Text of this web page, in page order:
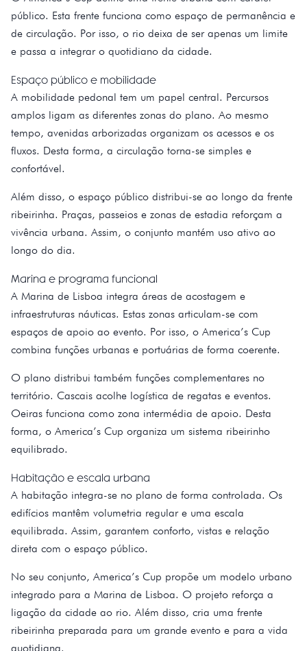
público. Esta frente funciona como espaço de permanência e
de circulação. Por isso, o rio deixa de ser apenas um limite
e passa a integrar o quotidiano da cidade.
Espaço público e mobilidade
A mobilidade pedonal tem um papel central. Percursos
amplos ligam as diferentes zonas do plano. Ao mesmo
tempo, avenidas arborizadas organizam os acessos e os
fluxos. Desta forma, a circulação torna-se simples e
confortável.
Além disso, o espaço público distribui-se ao longo da frente
ribeirinha. Praças, passeios e zonas de estadia reforçam a
vivência urbana. Assim, o conjunto mantém uso ativo ao
longo do dia.
Marina e programa funcional
A Marina de Lisboa integra áreas de acostagem e
infraestruturas náuticas. Estas zonas articulam-se com
espaços de apoio ao evento. Por isso, o America’s Cup
combina funções urbanas e portuárias de forma coerente.
O plano distribui também funções complementares no
território. Cascais acolhe logística de regatas e eventos.
Oeiras funciona como zona intermédia de apoio. Desta
forma, o America’s Cup organiza um sistema ribeirinho
equilibrado.
Habitação e escala urbana
A habitação integra-se no plano de forma controlada. Os
edifícios mantêm volumetria regular e uma escala
equilibrada. Assim, garantem conforto, vistas e relação
direta com o espaço público.
No seu conjunto, America’s Cup propõe um modelo urbano
integrado para a Marina de Lisboa. O projeto reforça a
ligação da cidade ao rio. Além disso, cria uma frente
ribeirinha preparada para um grande evento e para a vida
quotidiana.